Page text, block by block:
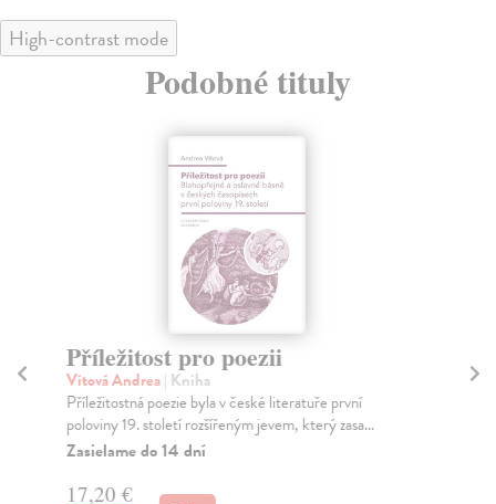
High-contrast mode
Podobné tituly
Příležitost pro poezii
Vítová Andrea| Kniha
Příležitostná poezie byla v české literatuře první
poloviny 19. století rozšířeným jevem, který zasa...
Zasielame do 14 dní
17,20 €